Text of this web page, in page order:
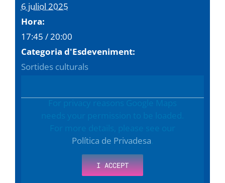
6 juliol 2025
Hora:
17:45 / 20:00
Categoria d'Esdeveniment:
Sortides culturals
For privacy reasons Google Maps
needs your permission to be loaded.
For more details, please see our
Política de Privadesa
I ACCEPT